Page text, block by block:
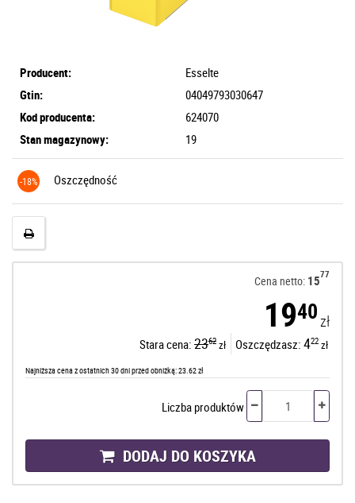
Producent:
Esselte
Gtin:
04049793030647
Kod producenta:
624070
Stan magazynowy:
19
-18% Oszczędność
Cena netto: 1577
1940 zł
Stara cena: 2362 zł Oszczędzasz: 422 zł
Najniższa cena z ostatnich 30 dni przed obniżką: 23.62 zł
Liczba produktów
DODAJ DO KOSZYKA